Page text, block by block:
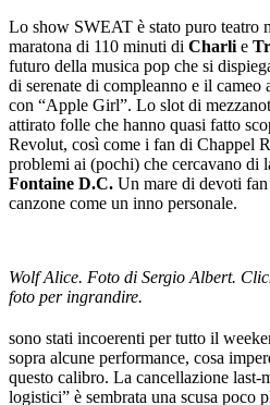
Lo show SWEAT è stato puro teatro
maratona di 110 minuti di Charli e
futuro della musica pop che si
di serenate di compleanno e il cameo
con “Apple Girl”. Lo slot di
attirato folle che hanno quasi fatto
Revolut, così come i fan di Chappel
problemi ai (pochi) che cercavano di
Fontaine D.C. Un mare di devoti
canzone come un inno personale.
Wolf Alice. Foto di Sergio Albert.
foto per ingrandire.
sono stati incoerenti per tutto il
sopra alcune performance, cosa
questo calibro. La cancellazione
logistici” è sembrata una scusa poco